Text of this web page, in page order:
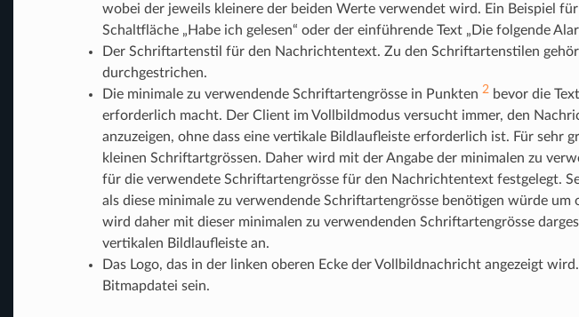
wobei der jeweils kleinere der beiden Werte verwendet wird. Ein Beispiel
Schaltfläche „Habe ich gelesen“ oder der einführende Text „Die folgende
Der Schriftartenstil für den Nachrichtentext. Zu den Schriftartenstilen
durchgestrichen.
Die minimale zu verwendende Schriftartengrösse in Punkten 2bevor die
erforderlich macht. Der Client im Vollbildmodus versucht immer, den
anzuzeigen, ohne dass eine vertikale Bildlaufleiste erforderlich ist. Für sehr
kleinen Schriftartgrössen. Daher wird mit der Angabe der minimalen zu
für die verwendete Schriftartengrösse für den Nachrichtentext festgelegt.
als diese minimale zu verwendende Schriftartengrösse benötigen würde
wird daher mit dieser minimalen zu verwendenden Schriftartengrösse
vertikalen Bildlaufleiste an.
Das Logo, das in der linken oberen Ecke der Vollbildnachricht angezeigt
Bitmapdatei sein.